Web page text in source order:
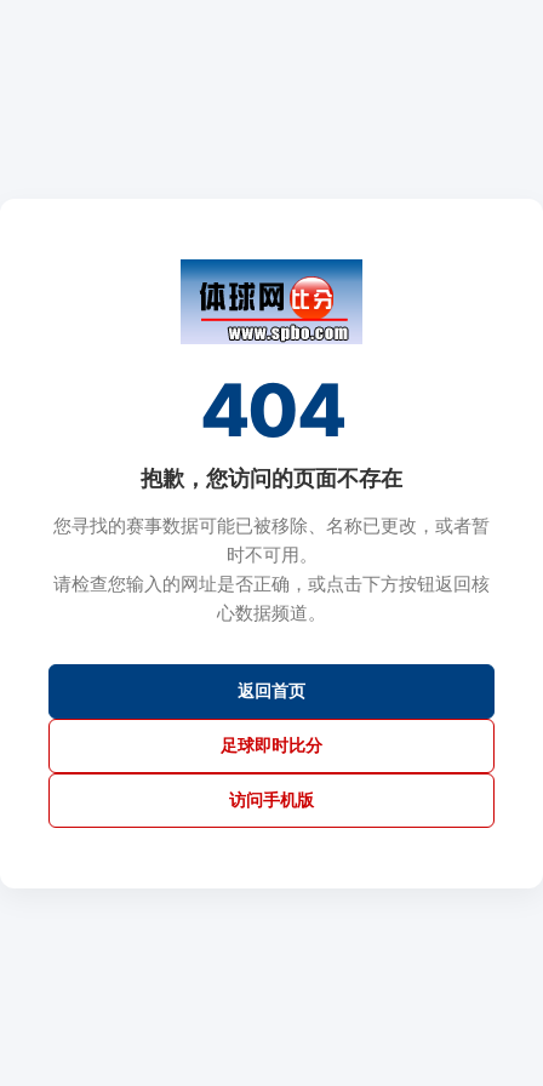
404
抱歉，您访问的页面不存在
您寻找的赛事数据可能已被移除、名称已更改，或者暂
时不可用。
请检查您输入的网址是否正确，或点击下方按钮返回核
心数据频道。
返回首页
足球即时比分
访问手机版